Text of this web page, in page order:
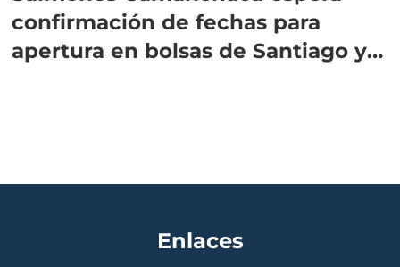
confirmación de fechas para
apertura en bolsas de Santiago y
Enlaces